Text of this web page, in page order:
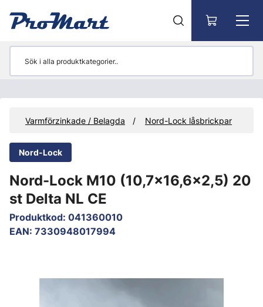
Varmförzinkade / Belagda Nord-Lock låsbrickpar
Nord-Lock
Nord-Lock M10 (10,7x16,6x2,5) 20
st Delta NL CE
Produktkod: 041360010
EAN: 7330948017994